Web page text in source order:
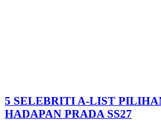
5 SELEBRITI A-LIST
HADAPAN PRADA SS27